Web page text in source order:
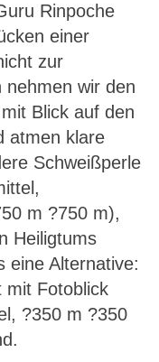
Rinpoche
einer
zur
wir den
Blick auf den
atmen klare
Schweißperle
m ?750 m),
Heiligtums
eine Alternative:
mit Fotoblick
?350 m ?350